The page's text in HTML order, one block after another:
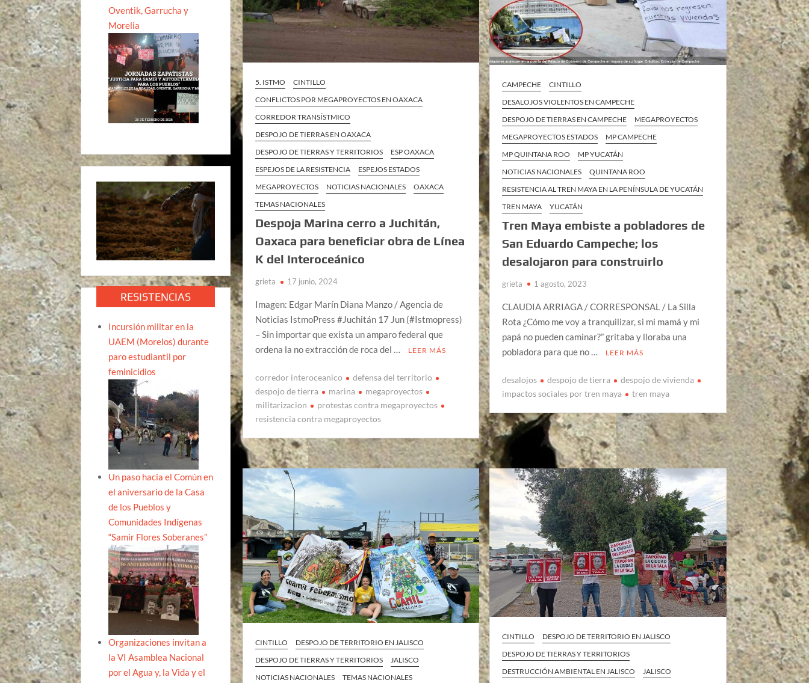
5. ISTMO
CINTILLO
CONFLICTOS POR MEGAPROYECTOS EN OAXACA
CORREDOR TRANSÍSTMICO
DESPOJO DE TIERRAS EN OAXACA
DESPOJO DE TIERRAS Y TERRITORIOS
ESP OAXACA
ESPEJOS DE LA RESISTENCIA
ESPEJOS ESTADOS
MEGAPROYECTOS
NOTICIAS NACIONALES
OAXACA
TEMAS NACIONALES
Despoja Marina cerro a Juchitán,
Oaxaca para beneficiar obra de Línea
K del Interoceánico
grieta 17 junio, 2024
Imagen: Edgar Marín Diana Manzo / Agencia de
Noticias IstmoPress #Juchitán 17 Jun (#Istmopress)
– Sin importar que exista un amparo federal que
ordena la no extracción de roca del …
LEER MÁS
corredor interoceanico
defensa del territorio
despojo de tierra
marina
megaproyectos
militarizacion
protestas contra megaproyectos
resistencia contra megaproyectos
CAMPECHE
CINTILLO
DESALOJOS VIOLENTOS EN CAMPECHE
DESPOJO DE TIERRAS EN CAMPECHE
MEGAPROYECTOS
MEGAPROYECTOS ESTADOS
MP CAMPECHE
MP QUINTANA ROO
MP YUCATÁN
NOTICIAS NACIONALES
QUINTANA ROO
RESISTENCIA AL TREN MAYA EN LA PENÍNSULA DE YUCATÁN
TREN MAYA
YUCATÁN
Tren Maya embiste a pobladores de
San Eduardo Campeche; los
desalojaron para construirlo
grieta 1 agosto, 2023
CLAUDIA ARRIAGA / CORRESPONSAL / La Silla
Rota ¿Cómo me voy a tranquilizar, si mi mamá y mi
papá no pueden caminar?” gritaba y lloraba una
pobladora para que no …
LEER MÁS
desalojos despojo de tierra
despojo de vivienda
impactos sociales por tren maya
tren maya
CINTILLO
DESPOJO DE TERRITORIO EN JALISCO
DESPOJO DE TIERRAS Y TERRITORIOS
JALISCO
NOTICIAS NACIONALES
TEMAS NACIONALES
CINTILLO
DESPOJO DE TERRITORIO EN JALISCO
DESPOJO DE TIERRAS Y TERRITORIOS
DESTRUCCIÓN AMBIENTAL EN JALISCO
JALISCO
Oventik, Garrucha y
Morelia
RESISTENCIAS
Incursión militar en la
UAEM (Morelos) durante
paro estudiantil por
feminicidios
Un paso hacia el Común en
el aniversario de la Casa
de los Pueblos y
Comunidades Indígenas
“Samir Flores Soberanes”
Organizaciones invitan a
la VI Asamblea Nacional
por el Agua y, la Vida y el